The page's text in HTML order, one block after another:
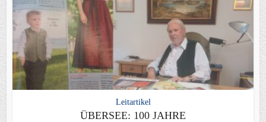
Leitartikel
ÜBERSEE: 100 JAHRE